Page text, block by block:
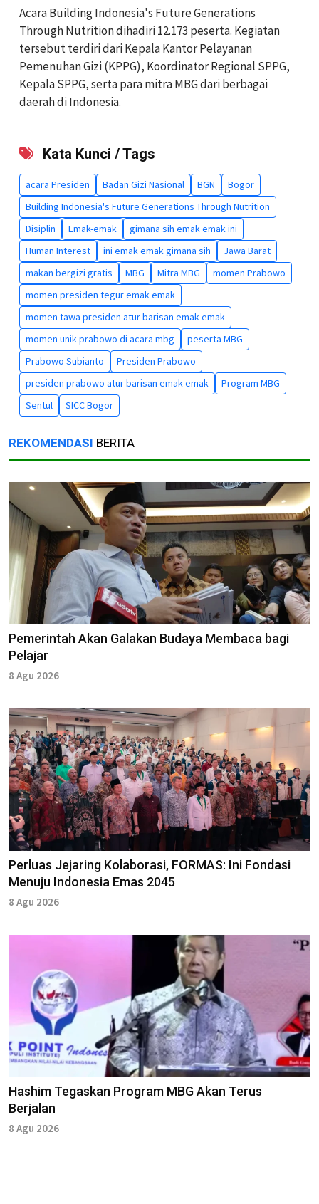
Acara Building Indonesia's Future Generations
Through Nutrition dihadiri 12.173 peserta. Kegiatan
tersebut terdiri dari Kepala Kantor Pelayanan
Pemenuhan Gizi (KPPG), Koordinator Regional SPPG,
Kepala SPPG, serta para mitra MBG dari berbagai
daerah di Indonesia.
Kata Kunci / Tags
acara Presiden Badan Gizi Nasional BGN
Bogor
Building Indonesia's Future Generations Through Nutrition
Disiplin
Emak-emak
gimana sih emak emak ini
Human Interest
ini emak emak gimana sih
Jawa Barat
makan bergizi gratis
MBG Mitra MBG
momen Prabowo
momen presiden tegur emak emak
momen tawa presiden atur barisan emak emak
momen unik prabowo di acara mbg
peserta MBG
Prabowo Subianto
Presiden Prabowo
presiden prabowo atur barisan emak emak
Program MBG
Sentul
SICC Bogor
REKOMENDASI BERITA
Pemerintah Akan Galakan Budaya Membaca bagi
Pelajar
8 Agu 2026
Perluas Jejaring Kolaborasi, FORMAS: Ini Fondasi
Menuju Indonesia Emas 2045
8 Agu 2026
Hashim Tegaskan Program MBG Akan Terus
Berjalan
8 Agu 2026